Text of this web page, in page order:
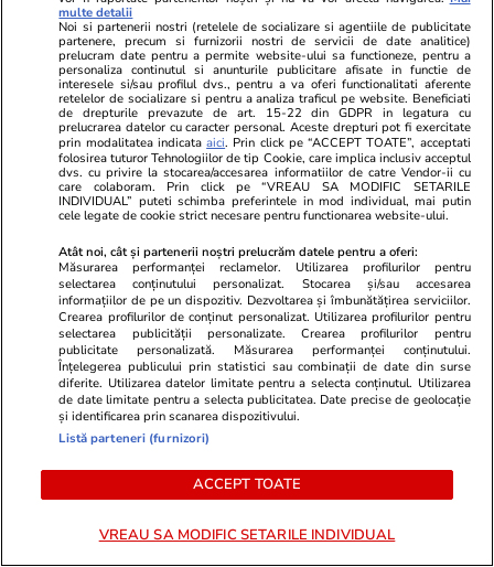
Tehnologie 17 iun.
De ce nu trebuie să setezi aerul
condiţionat la 16°C
Știri România 10 iul.
Câte persoane vor mai locui în
România în 2080. Un sfert din
populație va avea peste 65 de
multe detalii
Noi si partenerii nostri (retelele de socializare si agentiile de publicitate
partenere, precum si furnizorii nostri de servicii de date analitice)
prelucram date pentru a permite website-ului sa functioneze, pentru a
personaliza continutul si anunturile publicitare afisate in functie de
interesele si/sau profilul dvs., pentru a va oferi functionalitati aferente
retelelor de socializare si pentru a analiza traficul pe website. Beneficiati
de drepturile prevazute de art. 15-22 din GDPR in legatura cu
prelucrarea datelor cu caracter personal. Aceste drepturi pot fi exercitate
prin modalitatea indicataaici. Prin click pe “ACCEPT TOATE”, acceptati
folosirea tuturor Tehnologiilor de tip Cookie, care implica inclusiv acceptul
dvs. cu privire la stocarea/accesarea informatiilor de catre Vendor-ii cu
care colaboram. Prin click pe “VREAU SA MODIFIC SETARILE
INDIVIDUAL” puteti schimba preferintele in mod individual, mai putin
cele legate de cookie strict necesare pentru functionarea website-ului.
Atât noi, cât și partenerii noștri prelucrăm datele pentru a oferi:
Măsurarea performanței reclamelor. Utilizarea profilurilor pentru
selectarea conținutului personalizat. Stocarea și/sau accesarea
informațiilor de pe un dispozitiv. Dezvoltarea și îmbunătățirea serviciilor.
Crearea profilurilor de conținut personalizat. Utilizarea profilurilor pentru
selectarea publicității personalizate. Crearea profilurilor pentru
publicitate personalizată. Măsurarea performanței conținutului.
Înțelegerea publicului prin statistici sau combinații de date din surse
diferite. Utilizarea datelor limitate pentru a selecta conținutul. Utilizarea
de date limitate pentru a selecta publicitatea. Date precise de geolocație
și identificarea prin scanarea dispozitivului.
Listă parteneri (furnizori)
ACCEPT TOATE
VREAU SA MODIFIC SETARILE INDIVIDUAL